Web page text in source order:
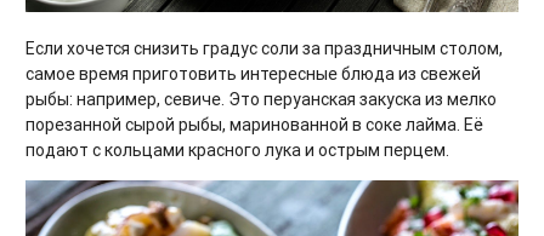
Если хочется снизить градус соли за праздничным столом,
самое время приготовить интересные блюда из свежей
рыбы: например, севиче. Это перуанская закуска из мелко
порезанной сырой рыбы, маринованной в соке лайма. Её
подают с кольцами красного лука и острым перцем.